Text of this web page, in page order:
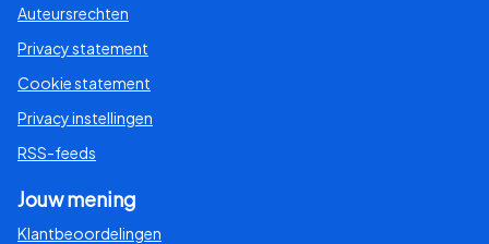
Auteursrechten
Privacy statement
Cookie statement
Privacy instellingen
RSS-feeds
Jouw mening
Klantbeoordelingen